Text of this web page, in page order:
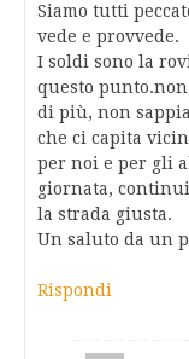
Siamo tutti
vede e provvede.
I soldi sono la
questo
di più, non
che ci capita
per noi e per gli
giornata,
la strada giusta.
Un saluto da un
Rispondi